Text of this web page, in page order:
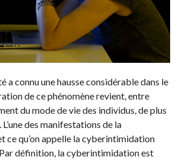
a connu une hausse considérable dans le
de ce phénomène revient, entre
du mode de vie des individus, de plus
des manifestations de la
ce qu’on appelle la cyberintimidation
définition, la cyberintimidation est